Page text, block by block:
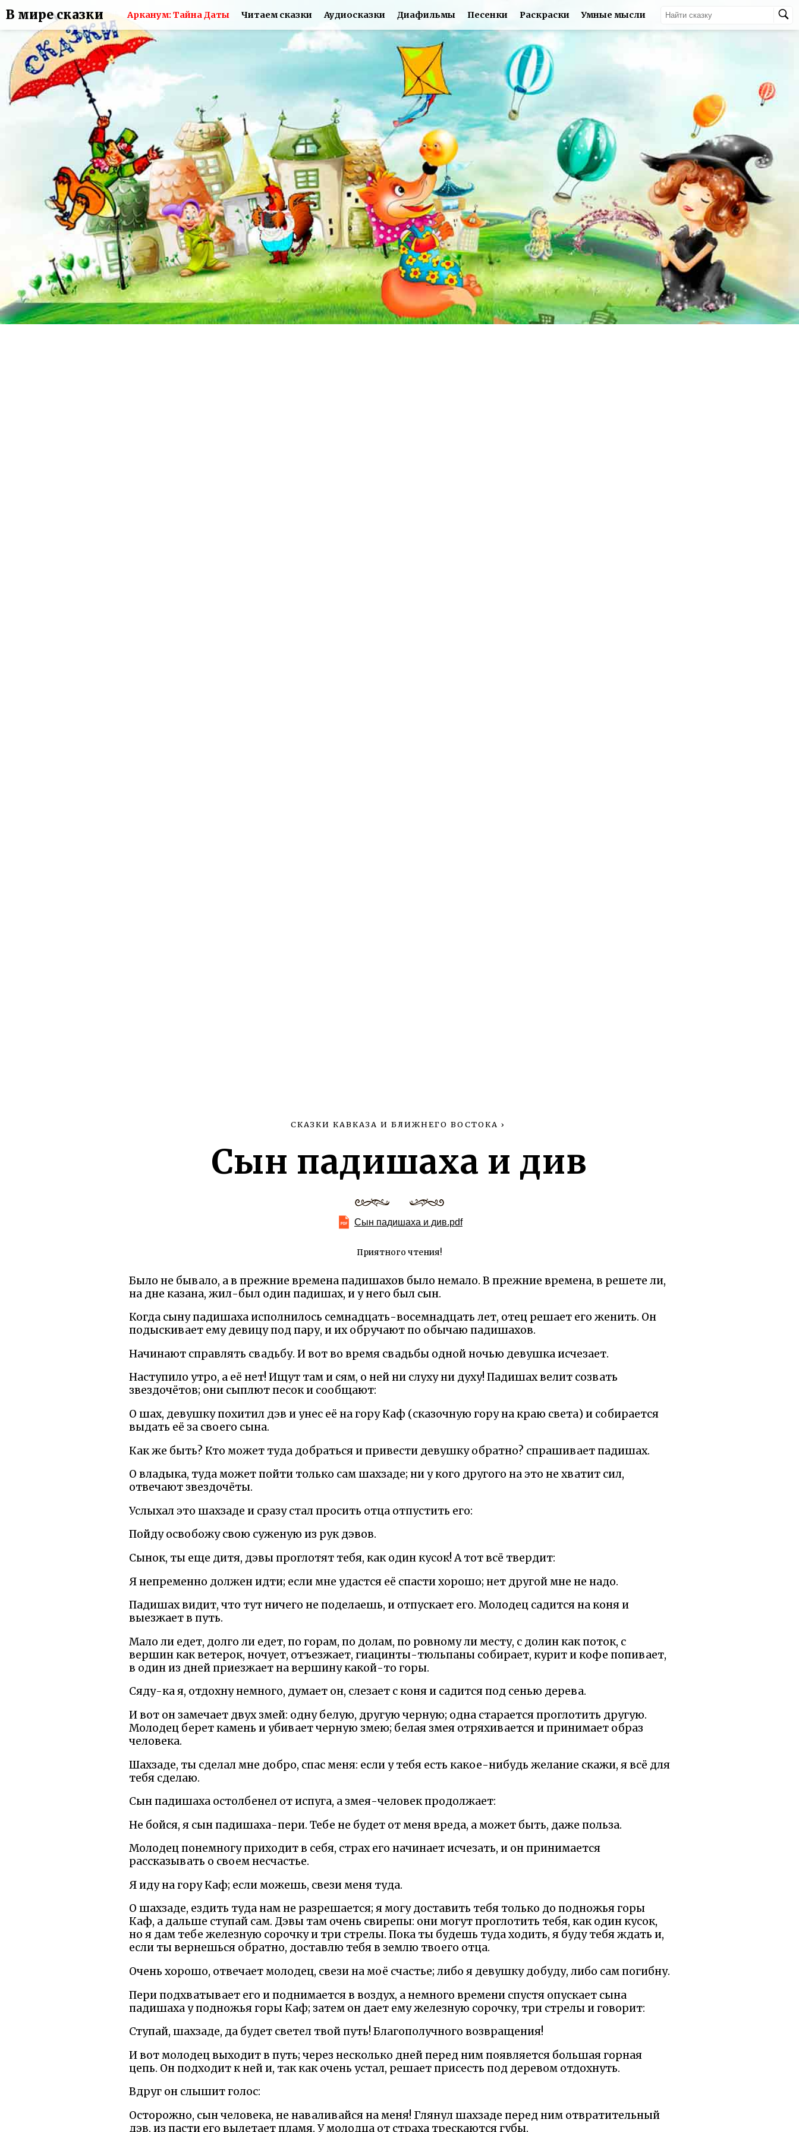
В мире сказки Арканум: Тайна Даты Читаем сказки Аудиосказки Диафильмы Песенки Раскраски Умные мысли
СКАЗКИ КАВКАЗА И БЛИЖНЕГО ВОСТОКА ›
Сын падишаха и див
Сын падишаха и див.pdf
Приятного чтения!
Было не бывало, а в прежние времена падишахов было немало. В прежние времена, в решете ли,
на дне казана, жил-был один падишах, и у него был сын.
Когда сыну падишаха исполнилось семнадцать-восемнадцать лет, отец решает его женить. Он
подыскивает ему девицу под пару, и их обручают по обычаю падишахов.
Начинают справлять свадьбу. И вот во время свадьбы одной ночью девушка исчезает.
Наступило утро, а её нет! Ищут там и сям, о ней ни слуху ни духу! Падишах велит созвать
звездочётов; они сыплют песок и сообщают:
О шах, девушку похитил дэв и унес её на гору Каф (сказочную гору на краю света) и собирается
выдать её за своего сына.
Как же быть? Кто может туда добраться и привести девушку обратно? спрашивает падишах.
О владыка, туда может пойти только сам шахзаде; ни у кого другого на это не хватит сил,
отвечают звездочёты.
Услыхал это шахзаде и сразу стал просить отца отпустить его:
Пойду освобожу свою суженую из рук дэвов.
Сынок, ты еще дитя, дэвы проглотят тебя, как один кусок! А тот всё твердит:
Я непременно должен идти; если мне удастся её спасти хорошо; нет другой мне не надо.
Падишах видит, что тут ничего не поделаешь, и отпускает его. Молодец садится на коня и
выезжает в путь.
Мало ли едет, долго ли едет, по горам, по долам, по ровному ли месту, с долин как поток, с
вершин как ветерок, ночует, отъезжает, гиацинты-тюльпаны собирает, курит и кофе попивает,
в один из дней приезжает на вершину какой-то горы.
Сяду-ка я, отдохну немного, думает он, слезает с коня и садится под сенью дерева.
И вот он замечает двух змей: одну белую, другую черную; одна старается проглотить другую.
Молодец берет камень и убивает черную змею; белая змея отряхивается и принимает образ
человека.
Шахзаде, ты сделал мне добро, спас меня: если у тебя есть какое-нибудь желание скажи, я всё для
тебя сделаю.
Сын падишаха остолбенел от испуга, а змея-человек продолжает:
Не бойся, я сын падишаха-пери. Тебе не будет от меня вреда, а может быть, даже польза.
Молодец понемногу приходит в себя, страх его начинает исчезать, и он принимается
рассказывать о своем несчастье.
Я иду на гору Каф; если можешь, свези меня туда.
О шахзаде, ездить туда нам не разрешается; я могу доставить тебя только до подножья горы
Каф, а дальше ступай сам. Дэвы там очень свирепы: они могут проглотить тебя, как один кусок,
но я дам тебе железную сорочку и три стрелы. Пока ты будешь туда ходить, я буду тебя ждать и,
если ты вернешься обратно, доставлю тебя в землю твоего отца.
Очень хорошо, отвечает молодец, свези на моё счастье; либо я девушку добуду, либо сам погибну.
Пери подхватывает его и поднимается в воздух, а немного времени спустя опускает сына
падишаха у подножья горы Каф; затем он дает ему железную сорочку, три стрелы и говорит:
Ступай, шахзаде, да будет светел твой путь! Благополучного возвращения!
И вот молодец выходит в путь; через несколько дней перед ним появляется большая горная
цепь. Он подходит к ней и, так как очень устал, решает присесть под деревом отдохнуть.
Вдруг он слышит голос:
Осторожно, сын человека, не наваливайся на меня! Глянул шахзаде перед ним отвратительный
дэв, из пасти его вылетает пламя. У молодца от страха трескаются губы.